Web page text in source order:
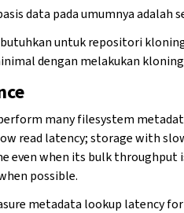
data pada umumnya adalah
untuk repositori
dengan melakukan
many filesystem
read latency; storage with
even when its bulk throughput
possible.
metadata lookup latency